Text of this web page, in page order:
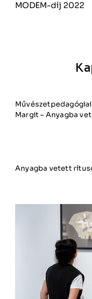
MODEM-díj 2022
Margit – Anyagba
Anyagba vetett